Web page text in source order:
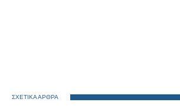
ΣΧΕΤΙΚΑ ΑΡΘΡΑ